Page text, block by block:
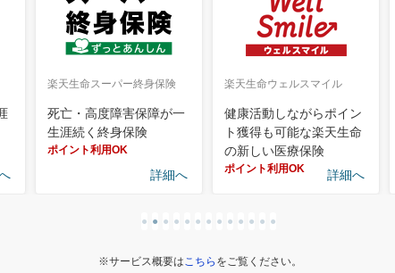
楽天生命スーパー終身保険
死亡・高度障害保障が一
生涯続く終身保険
ポイント利用OK
詳細へ
楽天生命ウェルスマイル
健康活動しながらポイン
ト獲得も可能な楽天生命
の新しい医療保険
ポイント利用OK 詳細へ
● ● ● ● ● ● ● ● ● ● ● ● ●
※サービス概要はこちら をご覧ください。